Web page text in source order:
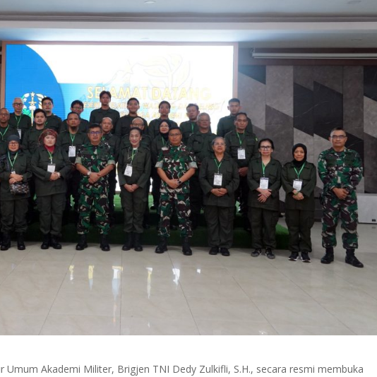
Umum Akademi Militer, Brigjen TNI Dedy Zulkifli, S.H., secara resmi membuka